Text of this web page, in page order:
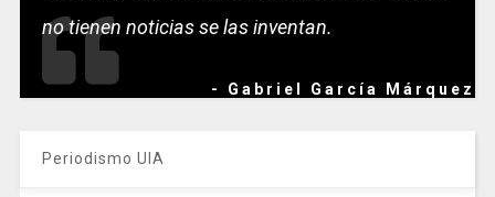
no tienen noticias se las inventan.
- Gabriel García Márquez
Periodismo UIA